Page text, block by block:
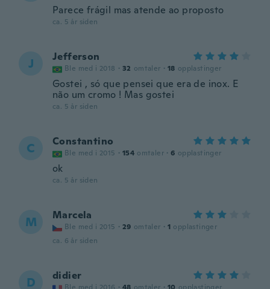
Parece frágil mas atende ao proposto
ca. 5 år siden
J Jefferson
Ble med i 2018 · 32 omtaler · 18 opplastinger
Gostei , só que pensei que era de inox. E
não um cromo ! Mas gostei
ca. 5 år siden
C Constantino
Ble med i 2015 · 154 omtaler · 6 opplastinger
ok
ca. 5 år siden
M Marcela
Ble med i 2015 · 29 omtaler · 1 opplastinger
ca. 6 år siden
D didier